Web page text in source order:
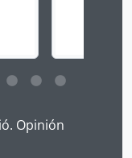
Opinión